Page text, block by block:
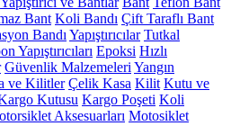
Bant Koli Bandı Çift Taraflı Bant
Bandı Yapıştırıcılar Tutkal
Yapıştırıcıları Epoksi Hızlı
Güvenlik Malzemeleri Yangın
ve Kilitler Çelik Kasa Kilit Kutu ve
Kutusu Kargo Poşeti Koli
Aksesuarları Motosiklet